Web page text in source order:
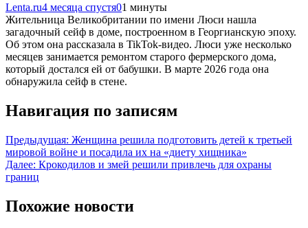
Lenta.ru4 месяца спустя01 минуты
Жительница Великобритании по имени Люси нашла
загадочный сейф в доме, построенном в Георгианскую эпоху.
Об этом она рассказала в TikTok-видео. Люси уже несколько
месяцев занимается ремонтом старого фермерского дома,
который достался ей от бабушки. В марте 2026 года она
обнаружила сейф в стене.
Навигация по записям
Предыдущая: Женщина решила подготовить детей к третьей
мировой войне и посадила их на «диету хищника»
Далее: Крокодилов и змей решили привлечь для охраны
границ
Похожие новости